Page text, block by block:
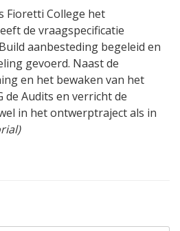
Fioretti College het
de vraagspecificatie
aanbesteding begeleid en
gevoerd. Naast de
en het bewaken van het
de Audits en verricht de
in het ontwerptraject als in